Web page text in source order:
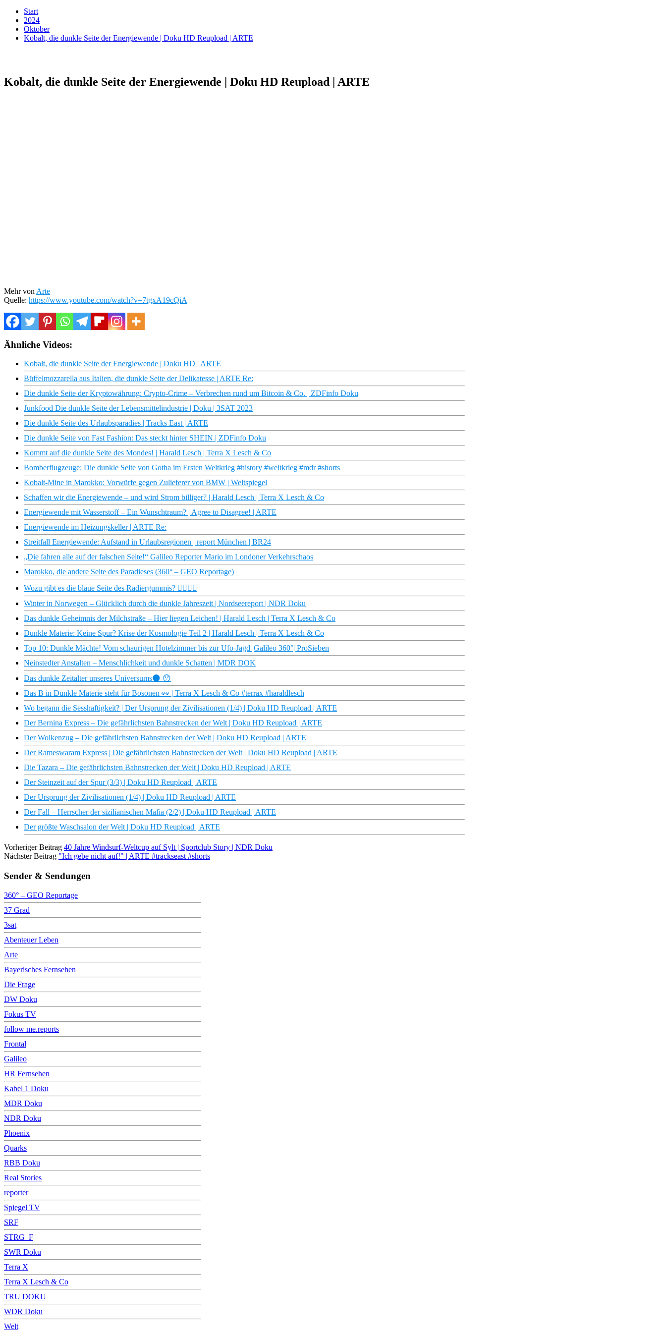
Start
2024
Oktober
Kobalt, die dunkle Seite der Energiewende | Doku HD Reupload | ARTE
Kobalt, die dunkle Seite der Energiewende | Doku HD Reupload | ARTE
Mehr von Arte
Quelle: https://www.youtube.com/watch?v=7tgxA19cQiA
Ähnliche Videos:
Kobalt, die dunkle Seite der Energiewende | Doku HD | ARTE
Büffelmozzarella aus Italien, die dunkle Seite der Delikatesse | ARTE Re:
Die dunkle Seite der Kryptowährung: Crypto-Crime – Verbrechen rund um Bitcoin & Co. | ZDFinfo Doku
Junkfood Die dunkle Seite der Lebensmittelindustrie | Doku | 3SAT 2023
Die dunkle Seite des Urlaubsparadies | Tracks East | ARTE
Die dunkle Seite von Fast Fashion: Das steckt hinter SHEIN | ZDFinfo Doku
Kommt auf die dunkle Seite des Mondes! | Harald Lesch | Terra X Lesch & Co
Bomberflugzeuge: Die dunkle Seite von Gotha im Ersten Weltkrieg #history #weltkrieg #mdr #shorts
Kobalt-Mine in Marokko: Vorwürfe gegen Zulieferer von BMW | Weltspiegel
Schaffen wir die Energiewende – und wird Strom billiger? | Harald Lesch | Terra X Lesch & Co
Energiewende mit Wasserstoff – Ein Wunschtraum? | Agree to Disagree! | ARTE
Energiewende im Heizungskeller | ARTE Re:
Streitfall Energiewende: Aufstand in Urlaubsregionen | report München | BR24
„Die fahren alle auf der falschen Seite!“ Galileo Reporter Mario im Londoner Verkehrschaos
Marokko, die andere Seite des Paradieses (360° – GEO Reportage)
Wozu gibt es die blaue Seite des Radiergummis? 🙇‍♂️🙇‍♀️
Winter in Norwegen – Glücklich durch die dunkle Jahreszeit | Nordseereport | NDR Doku
Das dunkle Geheimnis der Milchstraße – Hier liegen Leichen! | Harald Lesch | Terra X Lesch & Co
Dunkle Materie: Keine Spur? Krise der Kosmologie Teil 2 | Harald Lesch | Terra X Lesch & Co
Top 10: Dunkle Mächte! Vom schaurigen Hotelzimmer bis zur Ufo-Jagd |Galileo 360°| ProSieben
Neinstedter Anstalten – Menschlichkeit und dunkle Schatten | MDR DOK
Das dunkle Zeitalter unseres Universums🌑 😯
Das B in Dunkle Materie steht für Bosonen 👀 | Terra X Lesch & Co #terrax #haraldlesch
Wo begann die Sesshaftigkeit? | Der Ursprung der Zivilisationen (1/4) | Doku HD Reupload | ARTE
Der Bernina Express – Die gefährlichsten Bahnstrecken der Welt | Doku HD Reupload | ARTE
Der Wolkenzug – Die gefährlichsten Bahnstrecken der Welt | Doku HD Reupload | ARTE
Der Rameswaram Express | Die gefährlichsten Bahnstrecken der Welt | Doku HD Reupload | ARTE
Die Tazara – Die gefährlichsten Bahnstrecken der Welt | Doku HD Reupload | ARTE
Der Steinzeit auf der Spur (3/3) | Doku HD Reupload | ARTE
Der Ursprung der Zivilisationen (1/4) | Doku HD Reupload | ARTE
Der Fall – Herrscher der sizilianischen Mafia (2/2) | Doku HD Reupload | ARTE
Der größte Waschsalon der Welt | Doku HD Reupload | ARTE
Vorheriger Beitrag 40 Jahre Windsurf-Weltcup auf Sylt | Sportclub Story | NDR Doku
Nächster Beitrag "Ich gebe nicht auf!" | ARTE #trackseast #shorts
Sender & Sendungen
360° – GEO Reportage
37 Grad
3sat
Abenteuer Leben
Arte
Bayerisches Fernsehen
Die Frage
DW Doku
Fokus TV
follow me.reports
Frontal
Galileo
HR Fernsehen
Kabel 1 Doku
MDR Doku
NDR Doku
Phoenix
Quarks
RBB Doku
Real Stories
reporter
Spiegel TV
SRF
STRG_F
SWR Doku
Terra X
Terra X Lesch & Co
TRU DOKU
WDR Doku
Welt